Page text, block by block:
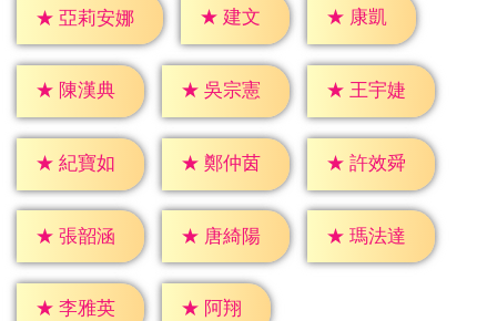
★ 亞莉安娜 ★ 建文 ★ 康凱
★ 陳漢典 ★ 吳宗憲 ★ 王宇婕
★ 紀寶如 ★ 鄭仲茵 ★ 許效舜
★ 張韶涵 ★ 唐綺陽 ★ 瑪法達
★ 李雅英 ★ 阿翔